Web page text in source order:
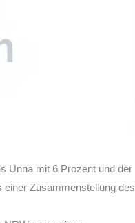
Unna mit 6 Prozent und der
Zusammenstellung des